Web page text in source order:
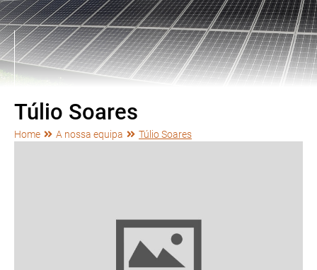
Túlio Soares
Home A nossa equipa Túlio Soares